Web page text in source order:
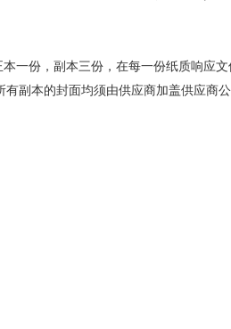
一份，副本三份，在每一份纸质响应文
副本的封面均须由供应商加盖供应商公